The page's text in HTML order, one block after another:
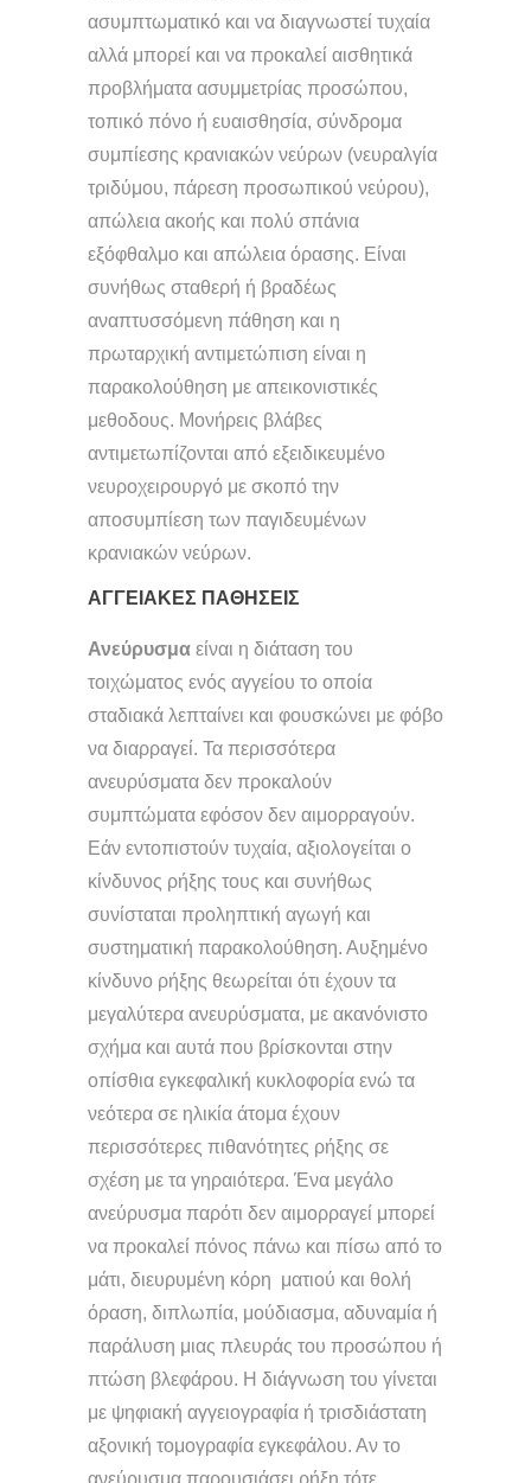
ασυμπτωματικό και να διαγνωστεί τυχαία
αλλά μπορεί και να προκαλεί αισθητικά
προβλήματα ασυμμετρίας προσώπου,
τοπικό πόνο ή ευαισθησία, σύνδρομα
συμπίεσης κρανιακών νεύρων (νευραλγία
τριδύμου, πάρεση προσωπικού νεύρου),
απώλεια ακοής και πολύ σπάνια
εξόφθαλμο και απώλεια όρασης. Είναι
συνήθως σταθερή ή βραδέως
αναπτυσσόμενη πάθηση και η
πρωταρχική αντιμετώπιση είναι η
παρακολούθηση με απεικονιστικές
μεθοδους. Μονήρεις βλάβες
αντιμετωπίζονται από εξειδικευμένο
νευροχειρουργό με σκοπό την
αποσυμπίεση των παγιδευμένων
κρανιακών νεύρων.
ΑΓΓΕΙΑΚΕΣ ΠΑΘΗΣΕΙΣ
Ανεύρυσμα είναι η διάταση του
τοιχώματος ενός αγγείου το οποία
σταδιακά λεπταίνει και φουσκώνει με φόβο
να διαρραγεί. Τα περισσότερα
ανευρύσματα δεν προκαλούν
συμπτώματα εφόσον δεν αιμορραγούν.
Εάν εντοπιστούν τυχαία, αξιολογείται ο
κίνδυνος ρήξης τους και συνήθως
συνίσταται προληπτική αγωγή και
συστηματική παρακολούθηση. Αυξημένο
κίνδυνο ρήξης θεωρείται ότι έχουν τα
μεγαλύτερα ανευρύσματα, με ακανόνιστο
σχήμα και αυτά που βρίσκονται στην
οπίσθια εγκεφαλική κυκλοφορία ενώ τα
νεότερα σε ηλικία άτομα έχουν
περισσότερες πιθανότητες ρήξης σε
σχέση με τα γηραιότερα. Ένα μεγάλο
ανεύρυσμα παρότι δεν αιμορραγεί μπορεί
να προκαλεί πόνος πάνω και πίσω από το
μάτι, διευρυμένη κόρη ματιού και θολή
όραση, διπλωπία, μούδιασμα, αδυναμία ή
παράλυση μιας πλευράς του προσώπου ή
πτώση βλεφάρου. Η διάγνωση του γίνεται
με ψηφιακή αγγειογραφία ή τρισδιάστατη
αξονική τομογραφία εγκεφάλου. Αν το
ανεύρυσμα παρουσιάσει ρήξη τότε